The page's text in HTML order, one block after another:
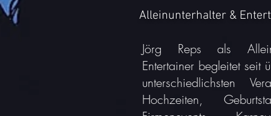
Alleinunterhalter &
Jörg Reps als
Entertainer begleitet seit
unterschiedlichsten
Hochzeiten,